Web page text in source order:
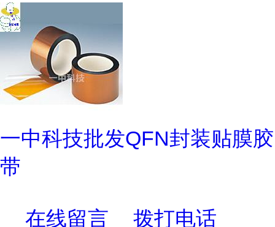
一中科技批发QFN封装贴膜胶
带
在线留言 拨打电话